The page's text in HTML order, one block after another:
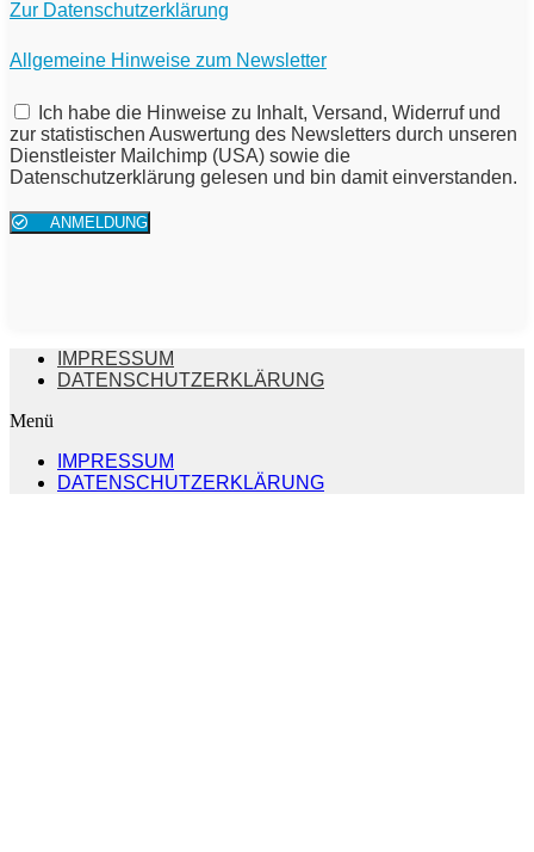
Zur Datenschutzerklärung
Allgemeine Hinweise zum Newsletter
Ich habe die Hinweise zu Inhalt, Versand, Widerruf und
zur statistischen Auswertung des Newsletters durch unseren
Dienstleister Mailchimp (USA) sowie die
Datenschutzerklärung gelesen und bin damit einverstanden.
ANMELDUNG
IMPRESSUM
DATENSCHUTZERKLÄRUNG
Menü
IMPRESSUM
DATENSCHUTZERKLÄRUNG